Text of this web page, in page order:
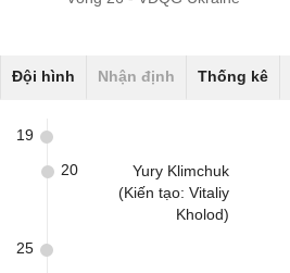
Đội hình Nhận định Thống kê
19
Yury Klimchuk
(Kiến tạo: Vitaliy
Kholod)
20
25